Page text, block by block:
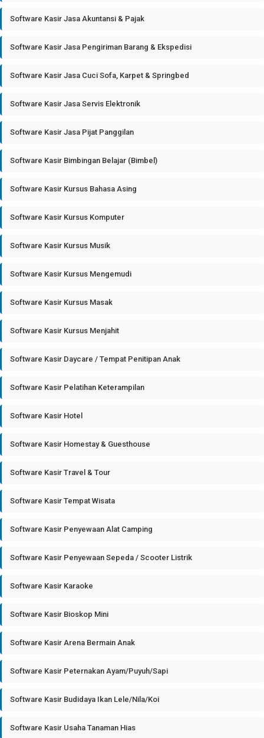
Software Kasir Jasa Akuntansi & Pajak
Software Kasir Jasa Pengiriman Barang & Ekspedisi
Software Kasir Jasa Cuci Sofa, Karpet & Springbed
Software Kasir Jasa Servis Elektronik
Software Kasir Jasa Pijat Panggilan
Software Kasir Bimbingan Belajar (Bimbel)
Software Kasir Kursus Bahasa Asing
Software Kasir Kursus Komputer
Software Kasir Kursus Musik
Software Kasir Kursus Mengemudi
Software Kasir Kursus Masak
Software Kasir Kursus Menjahit
Software Kasir Daycare / Tempat Penitipan Anak
Software Kasir Pelatihan Keterampilan
Software Kasir Hotel
Software Kasir Homestay & Guesthouse
Software Kasir Travel & Tour
Software Kasir Tempat Wisata
Software Kasir Penyewaan Alat Camping
Software Kasir Penyewaan Sepeda / Scooter Listrik
Software Kasir Karaoke
Software Kasir Bioskop Mini
Software Kasir Arena Bermain Anak
Software Kasir Peternakan Ayam/Puyuh/Sapi
Software Kasir Budidaya Ikan Lele/Nila/Koi
Software Kasir Usaha Tanaman Hias